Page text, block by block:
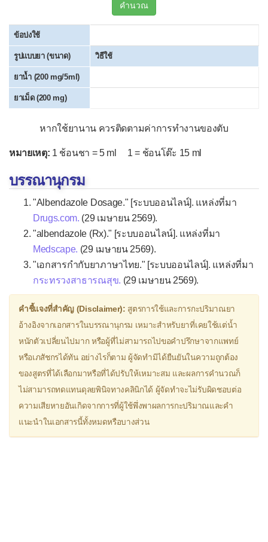
Hydroxyzine
Loratadine
Pseudoephedrine
▫
Acetylcysteine (NAC)
Carbocisteine
ยาแก้ไอน้ำดำ
▫ยาระงับการไอ
Codeine
Dextromethorphan
▫ยาขยายหลอดลม
Doxofylline (Puroxan®)
Montelukast
Salbutamol (Ventolin®)
Theophylline
คำนวณ
ข้อบ่งใช้
รูปแบบยา (ขนาด) วิธีใช้
ยาน้ำ (200 mg/5ml)
ยาเม็ด (200 mg)
หากใช้ยานาน ควรติดตามค่าการทำงานของตับ
หมายเหตุ: 1 ช้อนชา = 5 ml 1 = ช้อนโต๊ะ 15 ml
บรรณานุกรม
"Albendazole Dosage." [ระบบออนไลน์]. แหล่งที่มา
Drugs.com. (29 เมษายน 2569).
"albendazole (Rx)." [ระบบออนไลน์]. แหล่งที่มา
Medscape. (29 เมษายน 2569).
"เอกสารกำกับยาภาษาไทย." [ระบบออนไลน์]. แหล่งที่มา
กระทรวงสาธารณสุข. (29 เมษายน 2569).
คำชี้แจงที่สำคัญ (Disclaimer): สูตรการใช้และการกะปริมาณยา
อ้างอิงจากเอกสารในบรรณานุกรม เหมาะสำหรับยาที่เคยใช้แต่น้ำ
หนักตัวเปลี่ยนไปมาก หรือผู้ที่ไม่สามารถไปขอคำปรึกษาจากแพทย์
หรือเภสัชกรได้ทัน อย่างไรก็ตาม ผู้จัดทำมิได้ยืนยันในความถูกต้อง
ของสูตรที่ได้เลือกมาหรือที่ได้ปรับให้เหมาะสม และผลการคำนวณก็
ไม่สามารถทดแทนดุลยพินิจทางคลินิกได้ ผู้จัดทำจะไม่รับผิดชอบต่อ
ความเสียหายอันเกิดจากการที่ผู้ใช้พึ่งพาผลการกะปริมาณและคำ
แนะนำในเอกสารนี้ทั้งหมดหรือบางส่วน